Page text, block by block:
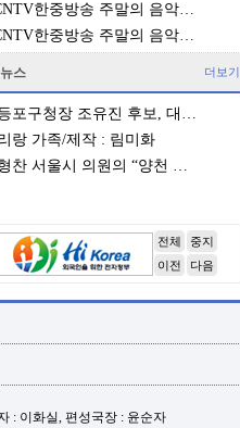
한중방송 주말의 음악…
한중방송 주말의 음악…
스
포구청장 조유진 후보, 대…
랑 가족/제작 : 림미화
찬 서울시 의원의 “양천 …
더보기
전체
중지
이전
다음
: 이화실, 편성국장 : 윤순자